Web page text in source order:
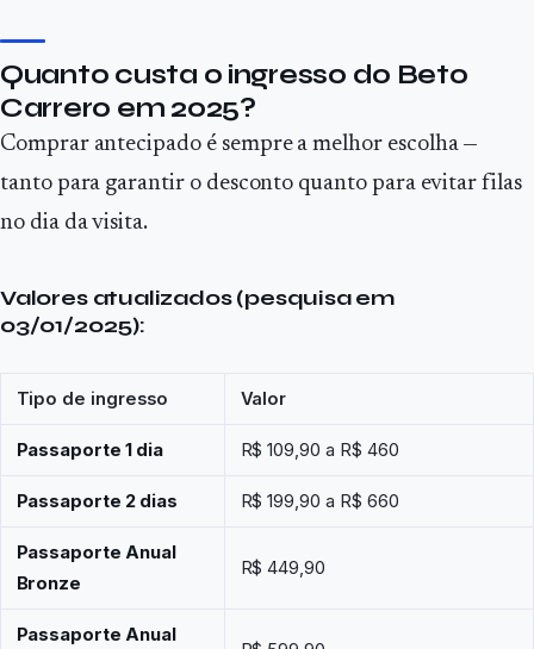
Quanto custa o ingresso do Beto
Carrero em 2025?
Comprar antecipado é sempre a melhor escolha —
tanto para garantir o desconto quanto para evitar filas
no dia da visita.
Valores atualizados (pesquisa em
03/01/2025):
Tipo de ingresso Valor
Passaporte 1 dia R$ 109,90 a R$ 460
Passaporte 2 dias R$ 199,90 a R$ 660
Passaporte Anual
Bronze
R$ 449,90
Passaporte Anual